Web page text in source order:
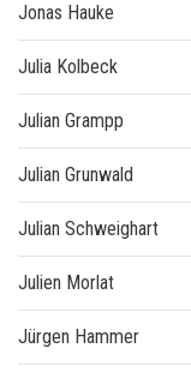
Jonas Hauke
Julia Kolbeck
Julian Grampp
Julian Grunwald
Julian Schweighart
Julien Morlat
Jürgen Hammer